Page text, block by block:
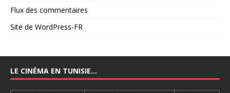
Flux des commentaires
Site de WordPress-FR
LE CINÉMA EN TUNISIE…